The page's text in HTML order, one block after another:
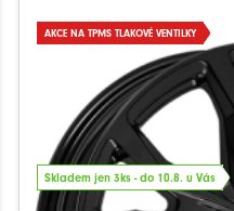
AKCE NA TPMS TLAKOVÉ VENTILKY
Skladem jen 3ks - do 10.8. u Vás